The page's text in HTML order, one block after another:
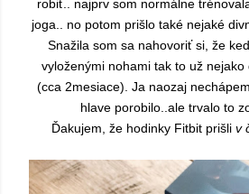
robiť.. najprv som normálne
joga.. no potom prišlo také nejaké
Snažila som sa nahovoriť si, že
vyloženými nohami tak to už
(cca 2mesiace). Ja naozaj
hlave porobilo..ale trvalo to
Ďakujem, že hodinky Fitbit prišli v